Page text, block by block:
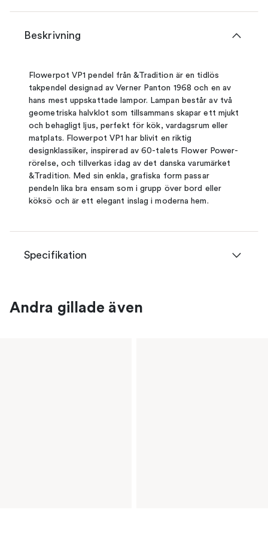
Beskrivning
Flowerpot VP1 pendel från &Tradition är en tidlös
takpendel designad av Verner Panton 1968 och en av
hans mest uppskattade lampor. Lampan består av två
geometriska halvklot som tillsammans skapar ett mjukt
och behagligt ljus, perfekt för kök, vardagsrum eller
matplats. Flowerpot VP1 har blivit en riktig
designklassiker, inspirerad av 60-talets Flower Power-
rörelse, och tillverkas idag av det danska varumärket
&Tradition. Med sin enkla, grafiska form passar
pendeln lika bra ensam som i grupp över bord eller
köksö och är ett elegant inslag i moderna hem.
Specifikation
Andra gillade även